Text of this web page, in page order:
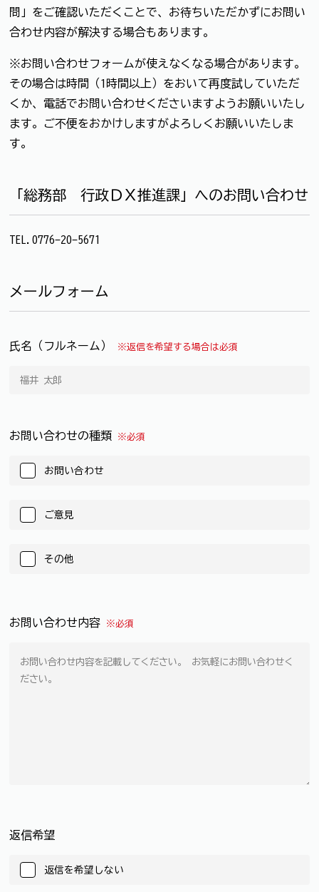
問」をご確認いただくことで、お待ちいただかずにお問い
合わせ内容が解決する場合もあります。
※お問い合わせフォームが使えなくなる場合があります。
その場合は時間（1時間以上）をおいて再度試していただ
くか、電話でお問い合わせくださいますようお願いいたし
ます。ご不便をおかけしますがよろしくお願いいたしま
す。
「総務部 行政ＤＸ推進課」へのお問い合わせ
TEL.0776-20-5671
メールフォーム
氏名（フルネーム） ※返信を希望する場合は必須
お問い合わせの種類 ※必須
お問い合わせ
ご意見
その他
お問い合わせ内容 ※必須
返信希望
返信を希望しない